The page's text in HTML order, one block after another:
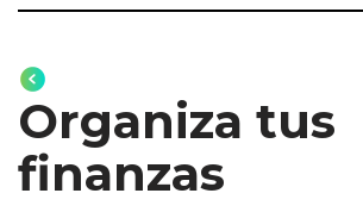
Organiza tus
finanzas